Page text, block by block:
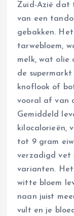
Zuid-Azië dat
van een
gebakken.
tarwebloem,
melk, wat olie
de
knoflook of
vooral af van
Gemiddeld
kilocalorieën,
tot 9 gram
verzadigd vet
varianten.
witte bloem
naan juist
vult en je